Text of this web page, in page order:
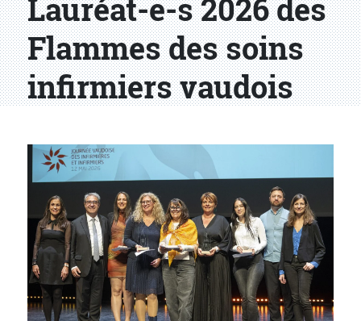
Lauréat-e-s 2026 des
Flammes des soins
infirmiers vaudois